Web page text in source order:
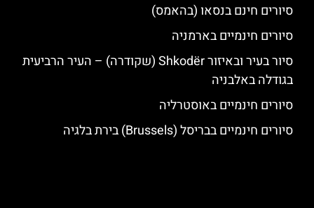
סיורים חינם בנסאו (בהאמס)
סיורים חינמיים בארמניה
סיור בעיר ובאיזור Shkodër (שקודרה) – העיר הרביעית
בגודלה באלבניה
סיורים חינמיים באוסטרליה
סיורים חינמיים בבריסל (Brussels) בירת בלגיה